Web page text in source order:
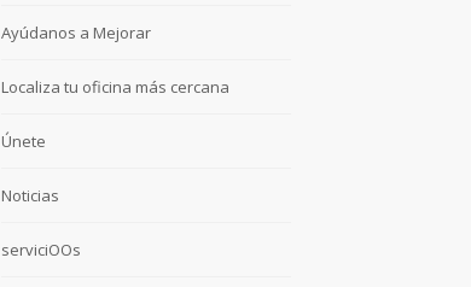
Ayúdanos a Mejorar
Localiza tu oficina más cercana
Únete
Noticias
serviciOOs